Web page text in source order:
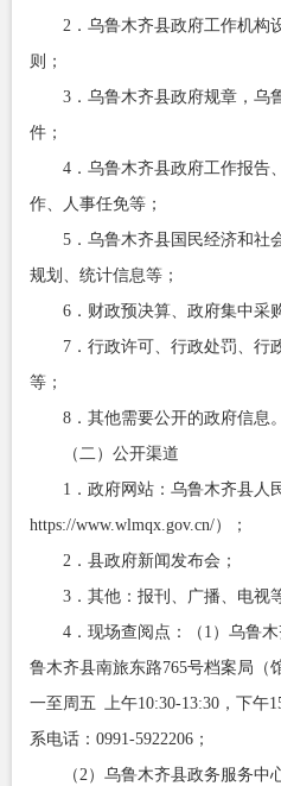
2．乌鲁木齐县政府工作机构
则；
3．乌鲁木齐县政府规章，乌
件；
4．乌鲁木齐县政府工作报告
作、人事任免等；
5．乌鲁木齐县国民经济和社
规划、统计信息等；
6．财政预决算、政府集中采
7．行政许可、行政处罚、行
等；
8．其他需要公开的政府信息。
（二）公开渠道
1．政府网站：乌鲁木齐县人
https://www.wlmqx.gov.cn/）；
2．县政府新闻发布会；
3．其他：报刊、广播、电视
4．现场查阅点：（1）乌鲁
鲁木齐县南旅东路765号档案局（
一至周五 上午10:30-13:30，下午
系电话：0991-5922206；
（2）乌鲁木齐县政务服务